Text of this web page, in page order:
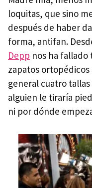
loquitas, que sino
después de haber
forma, antifan.
Depp nos ha
zapatos
general cuatro
alguien le tiraría
ni por dónde